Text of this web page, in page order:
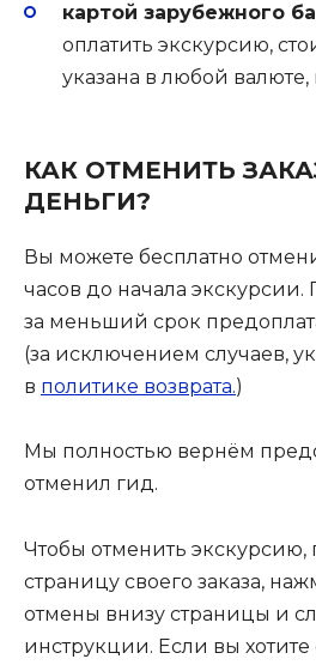
картой зарубежного
оплатить экскурсию,
указана в любой
КАК ОТМЕНИТЬ
ДЕНЬГИ?
Вы можете бесплатно
часов до начала экскурсии.
за меньший срок
(за исключением случаев,
в политике возврата.)
Мы полностью вернём
отменил гид.
Чтобы отменить экскурсию,
страницу своего заказа,
отмены внизу страницы и
инструкции. Если вы хотите